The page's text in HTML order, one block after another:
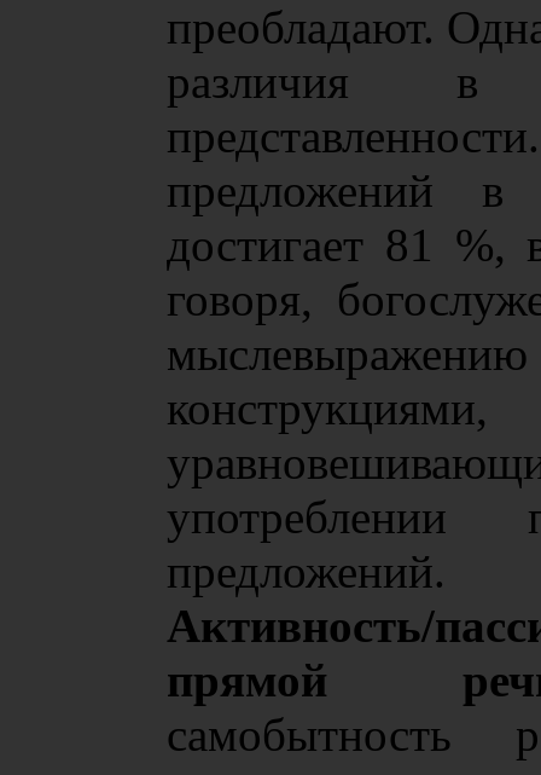
преобладают.
различия в
предложений в
достигает 81
говоря,
предложений.
Активность/
прямой
самобытность